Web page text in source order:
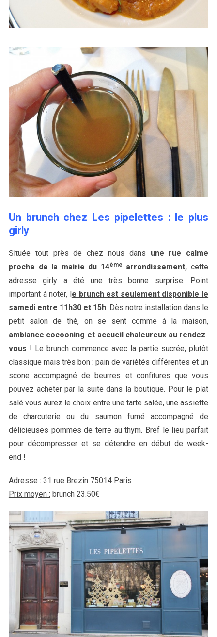
Un brunch chez Les pipelettes : le plus
girly
Située tout près de chez nous dans une rue calme
proche de la mairie du 14ème arrondissement, cette
adresse girly a été une très bonne surprise. Point
important à noter, le brunch est seulement disponible le
samedi entre 11h30 et 15h. Dès notre installation dans le
petit salon de thé, on se sent comme à la maison,
ambiance cocooning et accueil chaleureux au rendez-
vous ! Le brunch commence avec la partie sucrée, plutôt
classique mais très bon : pain de variétés différentes et un
scone accompagné de beurres et confitures que vous
pouvez acheter par la suite dans la boutique. Pour le plat
salé vous aurez le choix entre une tarte salée, une assiette
de charcuterie ou du saumon fumé accompagné de
délicieuses pommes de terre au thym. Bref le lieu parfait
pour décompresser et se détendre en début de week-
end !
Adresse : 31 rue Brezin 75014 Paris
Prix moyen : brunch 23.50€